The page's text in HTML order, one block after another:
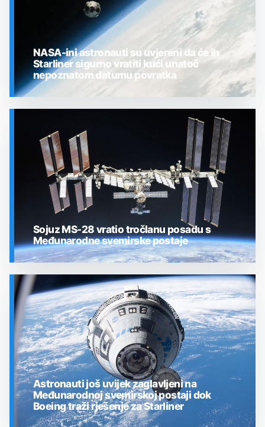
NASA-ini astronauti su uvjereni da će ih
Starliner sigurno vratiti kući unatoč
nepoznatom datumu povratka
SVEMIR
Sojuz MS-28 vratio tročlanu posadu s
Međunarodne svemirske postaje
Astronauti još uvijek zaglavljeni na
Međunarodnoj svemirskoj postaji dok
Boeing traži rješenje za Starliner